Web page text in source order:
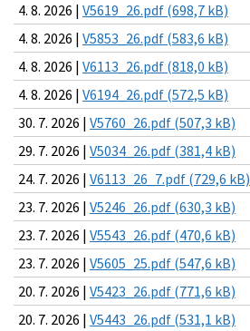
4. 8. 2026 | V5619_26.pdf (698,7 kB)
4. 8. 2026 | V5853_26.pdf (583,6 kB)
4. 8. 2026 | V6113_26.pdf (818,0 kB)
4. 8. 2026 | V6194_26.pdf (572,5 kB)
30. 7. 2026 | V5760_26.pdf (507,3 kB)
29. 7. 2026 | V5034_26.pdf (381,4 kB)
24. 7. 2026 | V6113_26_7.pdf (729,6 kB)
23. 7. 2026 | V5246_26.pdf (630,3 kB)
23. 7. 2026 | V5543_26.pdf (470,6 kB)
23. 7. 2026 | V5605_25.pdf (547,6 kB)
20. 7. 2026 | V5423_26.pdf (771,6 kB)
20. 7. 2026 | V5443_26.pdf (531,1 kB)